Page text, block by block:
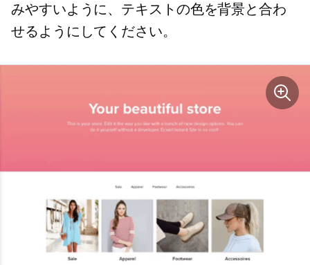
みやすいように、テキストの色を背景と合わ
せるようにしてください。